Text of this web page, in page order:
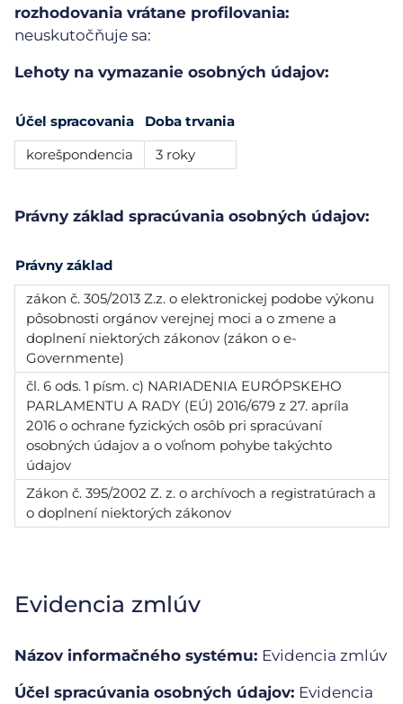
rozhodovania vrátane profilovania:
neuskutočňuje sa:
Lehoty na vymazanie osobných údajov:
Účel spracovania
Doba trvania
korešpondencia
3 roky
Právny základ spracúvania osobných údajov:
Právny základ
zákon č. 305/2013 Z.z. o elektronickej podobe výkonu
pôsobnosti orgánov verejnej moci a o zmene a
doplnení niektorých zákonov (zákon o e-
Governmente)
čl. 6 ods. 1 písm. c) NARIADENIA EURÓPSKEHO
PARLAMENTU A RADY (EÚ) 2016/679 z 27. apríla
2016 o ochrane fyzických osôb pri spracúvaní
osobných údajov a o voľnom pohybe takýchto
údajov
Zákon č. 395/2002 Z. z. o archívoch a registratúrach a
o doplnení niektorých zákonov
Evidencia zmlúv
Názov informačného systému: Evidencia zmlúv
Účel spracúvania osobných údajov: Evidencia